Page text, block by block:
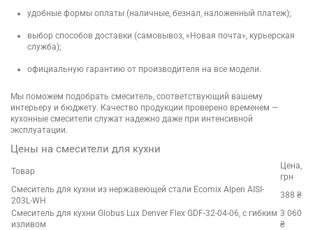
удобные формы оплаты (наличные, безнал, наложенный платеж);
выбор способов доставки (самовывоз, «Новая почта», курьерская
служба);
официальную гарантию от производителя на все модели.
Мы поможем подобрать смеситель, соответствующий вашему
интерьеру и бюджету. Качество продукции проверено временем —
кухонные смесители служат надежно даже при интенсивной
эксплуатации.
Цены на смесители для кухни
Товар
Цена,
грн
Смеситель для кухни из нержавеющей стали Ecomix Alpen AISI-
203L-WH
388 ₴
Смеситель для кухни Globus Lux Denver Flex GDF-32-04-06, с гибким
изливом
3 060
₴